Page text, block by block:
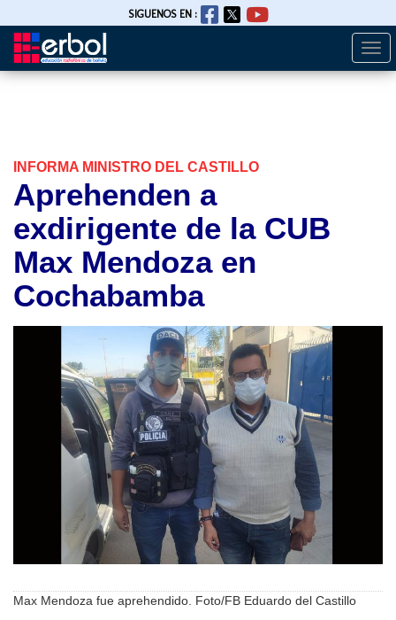
Pasar
SIGUENOS EN :
INFORMA MINISTRO DEL CASTILLO
Aprehenden a
exdirigente de la CUB
Max Mendoza en
Cochabamba
Max Mendoza fue aprehendido. Foto/FB Eduardo del Castillo